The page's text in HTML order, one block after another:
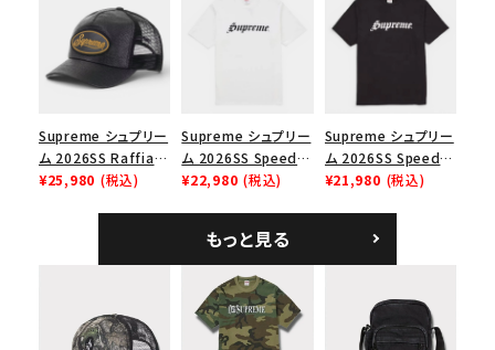
価格から探す
絞り込んで検索する
ップ ブラック
Supreme シュプリー
ム 2026SS Raffia
Mesh Back 5-Panel
¥25,980 (税込)
Supreme シュプリー
ム 2026SS Speed
Tee スピードTシャツ
¥22,980 (税込)
Supreme シュプリー
ム 2026SS Speed
Tee スピードTシャツ
¥21,980 (税込)
もっと見る